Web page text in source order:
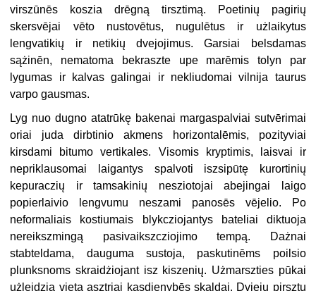
virszūnēs koszia drēgną tirsztimą. Poetinių pagirių
skersvējai vēto nustovētus, nugulētus ir użlaikytus
lengvatikių ir netikių dvejojimus. Garsiai belsdamas
sążinēn, nematoma bekraszte upe marēmis tolyn par
lygumas ir kalvas galingai ir nekliudomai vilnija taurus
varpo gausmas.
Lyg nuo dugno atatrūkę bakenai margaspalviai sutvērimai
oriai juda dirbtinio akmens horizontalēmis, pozityviai
kirsdami bitumo vertikales. Visomis kryptimis, laisvai ir
nepriklausomai laigantys spalvoti iszsipūtę kurortinių
kepuraczių ir tamsakinių nesziotojai abejingai laigo
popierlaivio lengvumu neszami panosēs vējelio. Po
neformaliais kostiumais blykcziojantys bateliai diktuoja
nereikszmingą pasivaikszcziojimo tempą. Dażnai
stabteldama, dauguma sustoja, paskutinēms poilsio
plunksnoms skraidżiojant isz kiszenių. Użmarszties pūkai
użleidzia vietą asztriai kasdienybēs skaldai. Dviejų pirsztų